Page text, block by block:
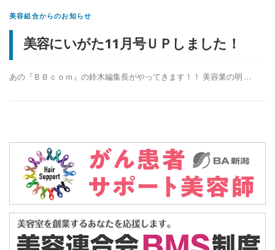
美容組合からのお知らせ
美容にいがた11月号ＵＰしました！
あの『ＢＢｃｏｍ』の鈴木編集長がやってきます！！ 美容業の明 …